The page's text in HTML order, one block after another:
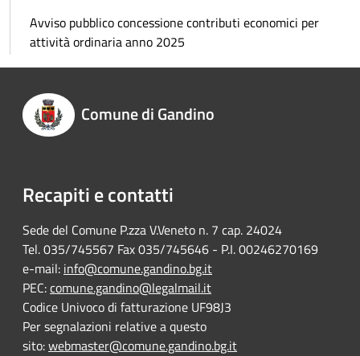
Avviso pubblico concessione contributi economici per
attività ordinaria anno 2025
Comune di Gandino
Recapiti e contatti
Sede del Comune P.zza V.Veneto n. 7 cap. 24024
Tel. 035/745567 Fax 035/745646 - P.I. 00246270169
e-mail: info@comune.gandino.bg.it
PEC:comune.gandino@legalmail.it
Codice Univoco di fatturazione UF98J3
Per segnalazioni relative a questo
sito:webmaster@comune.gandino.bg.it